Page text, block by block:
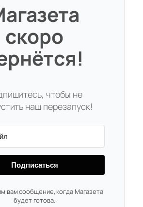
скоро
чтобы не
наш перезапуск!
Подписаться
вам сообщение, когда Магазета
будет готова.